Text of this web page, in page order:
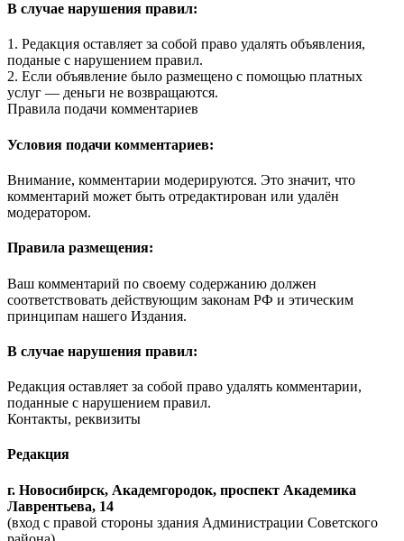
В случае нарушения правил:
1. Редакция оставляет за собой право удалять объявления,
поданые с нарушением правил.
2. Если объявление было размещено с помощью платных
услуг — деньги не возвращаются.
Правила подачи комментариев
Условия подачи комментариев:
Внимание, комментарии модерируются. Это значит, что
комментарий может быть отредактирован или удалён
модератором.
Правила размещения:
Ваш комментарий по своему содержанию должен
соответствовать действующим законам РФ и этическим
принципам нашего Издания.
В случае нарушения правил:
Редакция оставляет за собой право удалять комментарии,
поданные с нарушением правил.
Контакты, реквизиты
Редакция
г. Новосибирск, Академгородок, проспект Академика
Лаврентьева, 14
(вход с правой стороны здания Администрации Советского